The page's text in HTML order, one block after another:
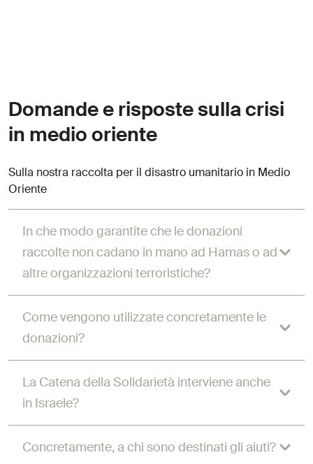
Domande e risposte sulla crisi
in medio oriente
Sulla nostra raccolta per il disastro umanitario in Medio
Oriente
In che modo garantite che le donazioni
raccolte non cadano in mano ad Hamas o ad
altre organizzazioni terroristiche?
Come vengono utilizzate concretamente le
donazioni?
La Catena della Solidarietà interviene anche
in Israele?
Concretamente, a chi sono destinati gli aiuti?